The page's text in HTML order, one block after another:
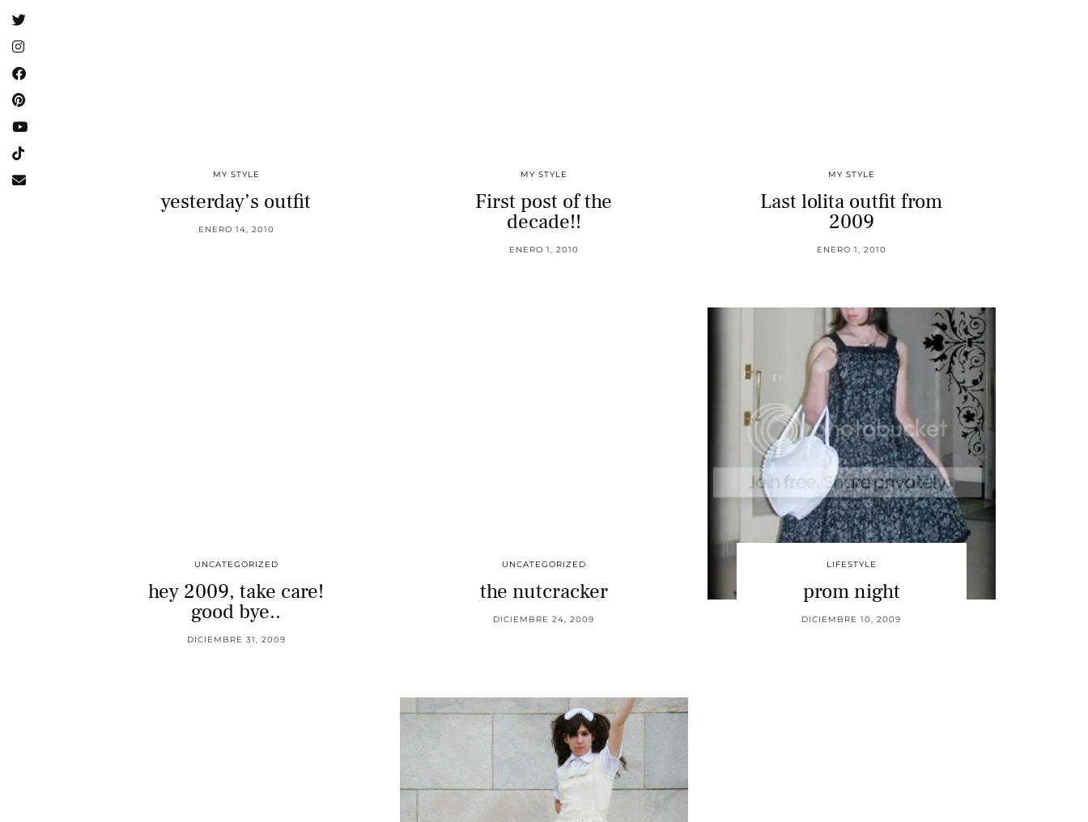
MY STYLE
yesterday’s outfit
ENERO 14, 2010
MY STYLE
First post of the
decade!!
ENERO 1, 2010
MY STYLE
Last lolita outfit from
2009
ENERO 1, 2010
UNCATEGORIZED
hey 2009, take care!
good bye..
DICIEMBRE 31, 2009
UNCATEGORIZED
the nutcracker
DICIEMBRE 24, 2009
LIFESTYLE
prom night
DICIEMBRE 10, 2009